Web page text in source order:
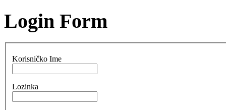
Login Form
Korisničko Ime
Lozinka